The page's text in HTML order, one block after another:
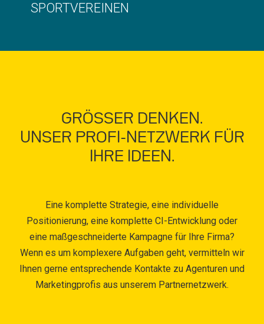
SPORTVEREINEN
GRÖSSER DENKEN.
UNSER PROFI-NETZWERK FÜR
IHRE IDEEN.
Eine komplette Strategie, eine individuelle
Positionierung, eine komplette CI-Entwicklung oder
eine maßgeschneiderte Kampagne für Ihre Firma?
Wenn es um komplexere Aufgaben geht, vermitteln wir
Ihnen gerne entsprechende Kontakte zu Agenturen und
Marketingprofis aus unserem Partnernetzwerk.